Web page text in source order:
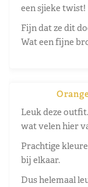
een sjieke twist!
Fijn dat ze dit
Wat een fijne
Leuk deze
wat velen hier
Prachtige
bij elkaar.
Dus helemaal